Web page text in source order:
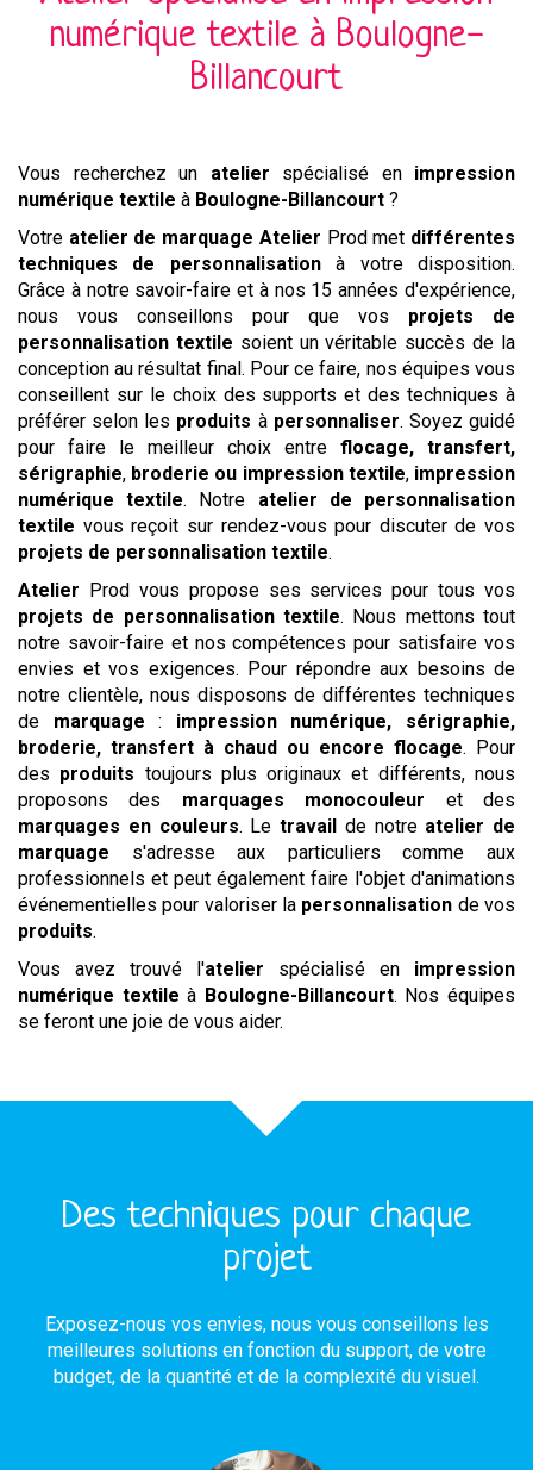
numérique textile à Boulogne-
Billancourt
Vous recherchez un atelier spécialisé en impression
numérique textile à Boulogne-Billancourt ?
Votre atelier de marquage Atelier Prod met différentes
techniques de personnalisationà votre disposition.
Grâce à notre savoir-faire et à nos 15 années d'expérience,
nous vous conseillons pour que vos projets de
personnalisation textile soient un véritable succès de la
conception au résultat final. Pour ce faire, nos équipes vous
conseillent sur le choix des supports et des techniques à
préférer selon les produits à personnaliser. Soyez guidé
pour faire le meilleur choix entre flocage, transfert,
sérigraphie, broderie ou impression textile,impression
numérique textile. Notre atelier de personnalisation
textile vous reçoit sur rendez-vous pour discuter de vos
projets de personnalisation textile.
Atelier Prod vous propose ses services pour tous vos
projets de personnalisation textile. Nous mettons tout
notre savoir-faire et nos compétences pour satisfaire vos
envies et vos exigences. Pour répondre aux besoins de
notre clientèle, nous disposons de différentes techniques
de marquage : impression numérique, sérigraphie,
broderie, transfert à chaud ou encore flocage. Pour
des produits toujours plus originaux et différents, nous
proposons des marquages monocouleur et des
marquages en couleurs. Le travail de notre atelier de
marquage s'adresse aux particuliers comme aux
professionnels et peut également faire l'objet d'animations
événementielles pour valoriser la personnalisation de vos
produits.
Vous avez trouvé l'atelier spécialisé en impression
numérique textile à Boulogne-Billancourt. Nos équipes
se feront une joie de vous aider.
Des techniques pour chaque
projet
Exposez-nous vos envies, nous vous conseillons les
meilleures solutions en fonction du support, de votre
budget, de la quantité et de la complexité du visuel.